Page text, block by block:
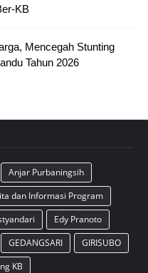
KB
Mencegah Stunting
Tahun 2026
Anjar Purbaningsih
dan Informasi Program
Edy Pranoto
GEDANGSARI
GIRISUBO
KB